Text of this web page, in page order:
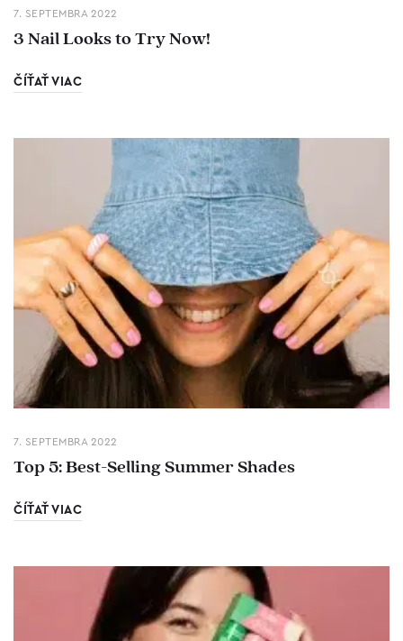
7. SEPTEMBRA 2022
3 Nail Looks to Try Now!
ČÍŤAŤ VIAC
7. SEPTEMBRA 2022
Top 5: Best-Selling Summer Shades
ČÍŤAŤ VIAC